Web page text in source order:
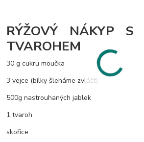
RÝŽOVÝ NÁKYP S
TVAROHEM
30 g cukru moučka
3 vejce (bílky šleháme zvlášť)
500g nastrouhaných jablek
1 tvaroh
skořice